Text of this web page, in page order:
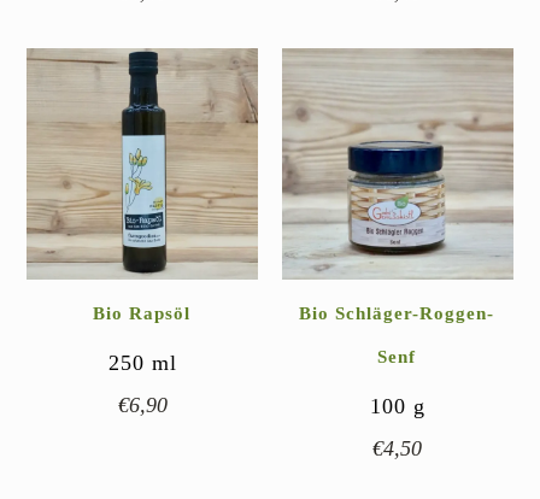
Bio Rapsöl
250 ml
€6,90
Bio Schläger-Roggen-
Senf
100 g
€4,50